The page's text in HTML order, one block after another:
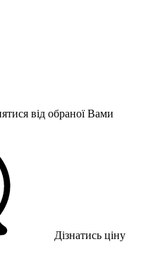
від обраної Вами
Дізнатись ціну